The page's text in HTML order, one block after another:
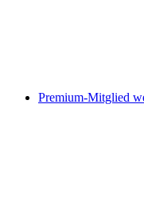
Premium-Mitglied